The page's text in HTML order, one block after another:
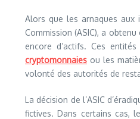
Alors que les arnaques aux
Commission (ASIC), a
encore d’actifs. Ces
cryptomonnaies ou les
volonté des autorités de
La décision de l’ASIC
fictives. Dans certains cas,